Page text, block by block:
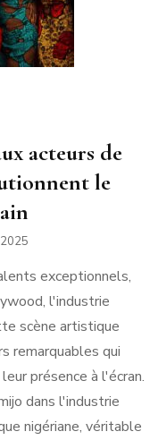
acteurs de
le
exceptionnels,
l'industrie
scène artistique
remarquables qui
présence à l'écran.
dans l'industrie
nigériane, véritable